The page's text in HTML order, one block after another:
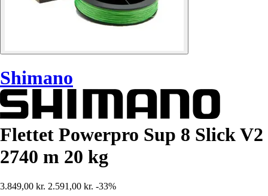
Shimano
Flettet Powerpro Sup 8 Slick V2
2740 m 20 kg
3.849,00 kr. 2.591,00 kr. -33%